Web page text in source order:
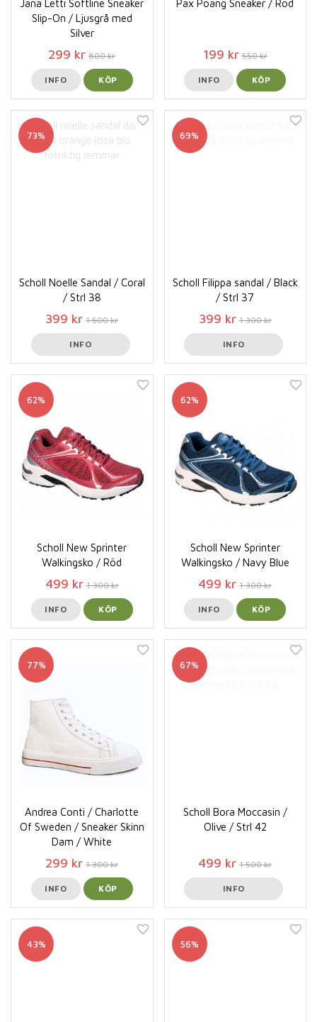
Jana Letti Softline Sneaker
Slip-On / Ljusgrå med
Silver
299 kr 800 kr
INFO KÖP
Pax Poäng Sneaker / Röd
199 kr 550 kr
INFO KÖP
73%
Scholl Noelle Sandal / Coral
/ Strl 38
399 kr 1 500 kr
INFO
69%
Scholl Filippa sandal / Black
/ Strl 37
399 kr 1 300 kr
INFO
62%
Scholl New Sprinter
Walkingsko / Röd
499 kr 1 300 kr
INFO KÖP
62%
Scholl New Sprinter
Walkingsko / Navy Blue
499 kr 1 300 kr
INFO KÖP
77%
Andrea Conti / Charlotte
Of Sweden / Sneaker Skinn
Dam / White
299 kr 1 300 kr
INFO KÖP
67%
Scholl Bora Moccasin /
Olive / Strl 42
499 kr 1 500 kr
INFO
43% 56%